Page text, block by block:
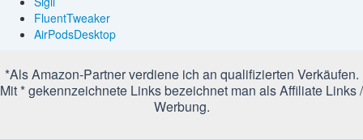
FluentTweaker
AirPodsDesktop
*Als Amazon-Partner verdiene ich an qualifizierten Verkäufen.
Mit * gekennzeichnete Links bezeichnet man als Affiliate Links /
Werbung.